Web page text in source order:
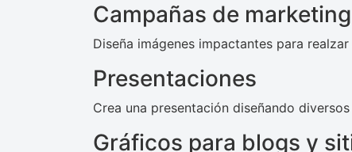
Campañas de marketing
Diseña imágenes impactantes para
Presentaciones
Crea una presentación diseñando
Gráficos para blogs y